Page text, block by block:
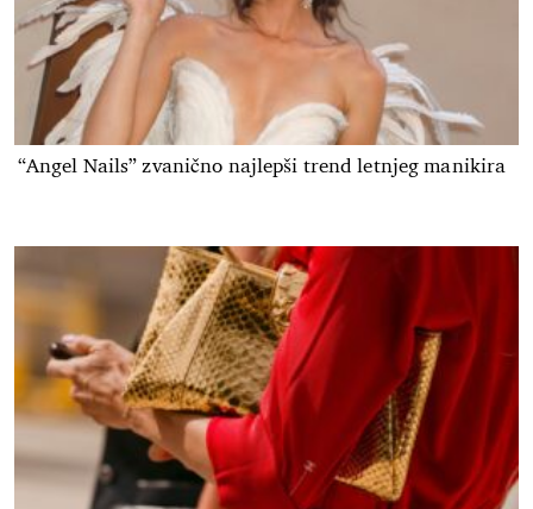
“Angel Nails” zvanično najlepši trend letnjeg manikira